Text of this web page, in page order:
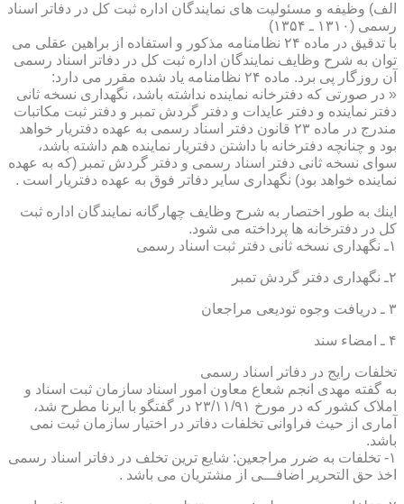
الف) وظیفه و مسئولیت های نمایندگان اداره ثبت كل در دفاتر اسناد
رسمی (۱۳۱۰ ـ ۱۳۵۴)
با تدقیق در ماده ۲۴ نظامنامه مذكور و استفاده از براهین عقلی می
توان به شرح وظایف نمایندگان اداره ثبت كل در دفاتر اسناد رسمی
آن روزگار پی برد. ماده ۲۴ نظامنامه یاد شده مقرر می دارد:
« در صورتی كه دفترخانه نماینده نداشته باشد، نگهداری نسخه ثانی
دفتر نماینده و دفتر عایدات و دفتر گردش تمبر و دفتر ثبت مكاتبات
مندرج در ماده ۲۳ قانون دفتر اسناد رسمی به عهده دفتریار خواهد
بود و چنانچه دفترخانه با داشتن دفتریار نماینده هم داشته باشد،
سوای نسخه ثانی دفتر اسناد رسمی و دفتر گردش تمبر (كه به عهده
نماینده خواهد بود) نگهداری سایر دفاتر فوق به عهده دفتریار است .
اینك به طور اختصار به شرح وظایف چهارگانه نمایندگان اداره ثبت
كل در دفترخانه ها پرداخته می شود.
۱ـ نگهداری نسخه ثانی دفتر ثبت اسناد رسمی
۲ـ نگهداری دفتر گردش تمبر
۳ ـ دریافت وجوه تودیعی مراجعان
۴ ـ امضاء سند
تخلفات رایج در دفاتر اسناد رسمی
به گفته مهدی انجم شعاع معاون امور اسناد سازمان ثبت اسناد و
املاک کشور که در مورخ ۲۳/۱۱/۹۱ در گفتگو با ایرنا مطرح شد،
آماری از حیث فراوانی تخلفات دفاتر در اختیار سازمان ثبت نمی
باشد.
۱- تخلفات به ضرر مراجعین: شایع ترین تخلف در دفاتر اسناد رسمی
اخذ حق التحریر اضافـــی از مشتریان می باشد .